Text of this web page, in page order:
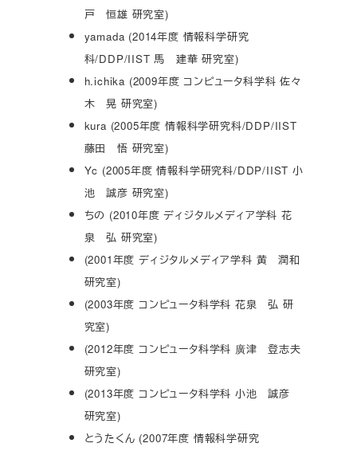
戸 恒雄 研究室)
yamada (2014年度 情報科学研究
科/DDP/IIST 馬 建華 研究室)
h.ichika (2009年度 コンピュータ科学科 佐々
木 晃 研究室)
kura (2005年度 情報科学研究科/DDP/IIST
藤田 悟 研究室)
Yc (2005年度 情報科学研究科/DDP/IIST 小
池 誠彦 研究室)
ちの (2010年度 ディジタルメディア学科 花
泉 弘 研究室)
(2001年度 ディジタルメディア学科 黄 潤和
研究室)
(2003年度 コンピュータ科学科 花泉 弘 研
究室)
(2012年度 コンピュータ科学科 廣津 登志夫
研究室)
(2013年度 コンピュータ科学科 小池 誠彦
研究室)
とうたくん (2007年度 情報科学研究